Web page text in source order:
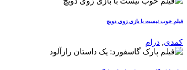
فیلم خوب نیست با بازی زوی دویچ
کمدی, درام